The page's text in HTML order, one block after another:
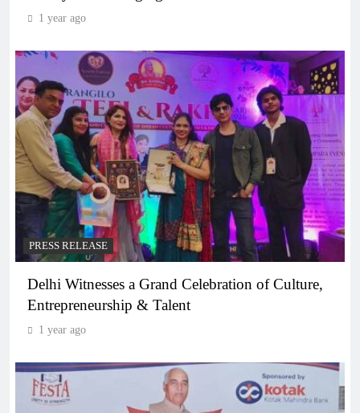
1 year ago
PRESS RELEASE
Delhi Witnesses a Grand Celebration of Culture,
Entrepreneurship & Talent
1 year ago